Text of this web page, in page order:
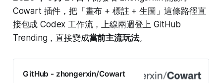
Cowart 插件，把「畫布 + 標註 + 生圖」這條路徑直
接包成 Codex 工作流，上線兩週登上 GitHub
Trending，直接變成當前主流玩法。
GitHub - zhongerxin/Cowart